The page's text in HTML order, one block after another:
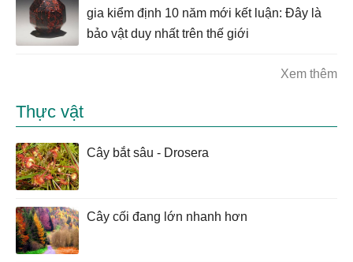
gia kiểm định 10 năm mới kết luận: Đây là
bảo vật duy nhất trên thế giới
Xem thêm
Thực vật
Cây bắt sâu - Drosera
Cây cối đang lớn nhanh hơn